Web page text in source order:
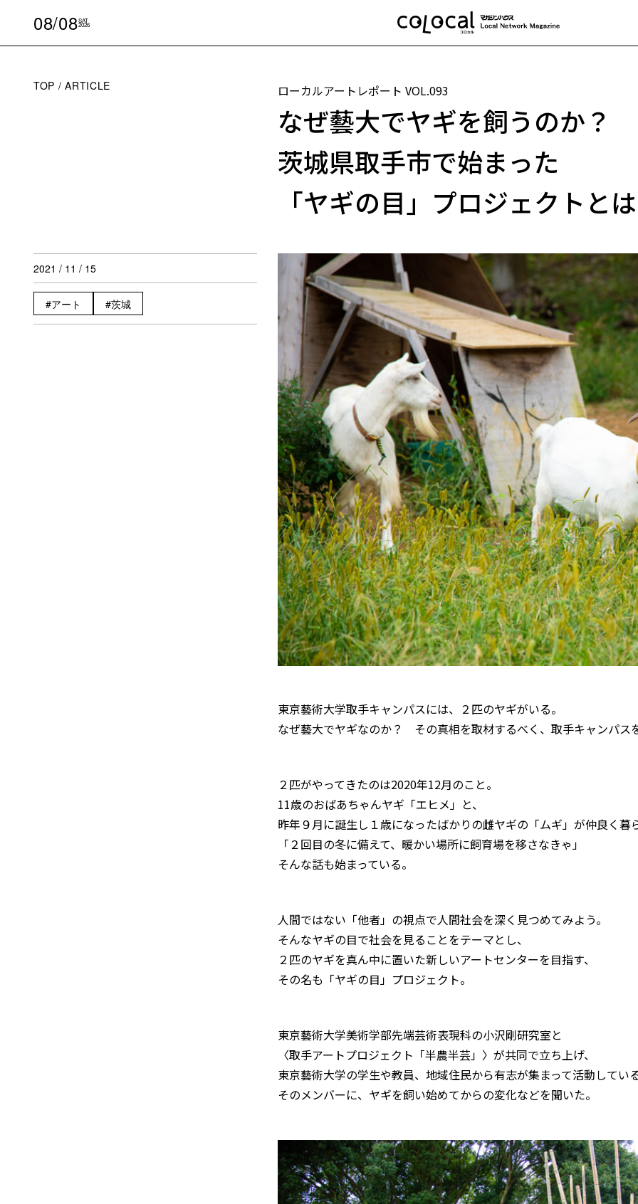
08/08SAT
2026
TOP ARTICLE ローカルアートレポート VOL.093
なぜ藝大でヤギを飼うのか？
茨城県取手市で始まった
「ヤギの目」プロジェクトとは
2021 / 11 / 15
アート 茨城
東京藝術大学取手キャンパスには、２匹のヤギがいる。
なぜ藝大でヤギなのか？ その真相を取材するべく、取手キャンパス
２匹がやってきたのは2020年12月のこと。
11歳のおばあちゃんヤギ「エヒメ」と、
昨年９月に誕生し１歳になったばかりの雌ヤギの「ムギ」が仲良く暮
「２回目の冬に備えて、暖かい場所に飼育場を移さなきゃ」
そんな話も始まっている。
人間ではない「他者」の視点で人間社会を深く見つめてみよう。
そんなヤギの目で社会を見ることをテーマとし、
２匹のヤギを真ん中に置いた新しいアートセンターを目指す、
その名も「ヤギの目」プロジェクト。
東京藝術大学美術学部先端芸術表現科の小沢剛研究室と
〈取手アートプロジェクト「半農半芸」〉が共同で立ち上げ、
東京藝術大学の学生や教員、地域住民から有志が集まって活動してい
そのメンバーに、ヤギを飼い始めてからの変化などを聞いた。